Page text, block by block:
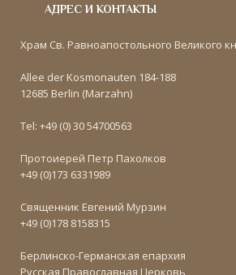
АДРЕС И КОНТАКТЫ
Храм Св. Равноапостольного Великого
Allee der Kosmonauten 184-188
12685 Berlin (Marzahn)
Tel: +49 (0) 30 54700563
Протоиерей Петр Пахолков
+49 (0)173 6331989
Священник Евгений Мурзин
+49 (0)178 8158315
Берлинско-Германская епархия
Русская Православная Церковь